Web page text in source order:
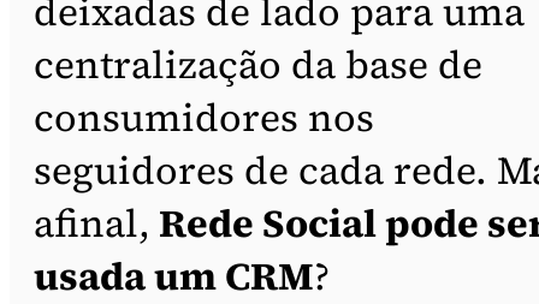
deixadas de lado para uma
centralização da base de
consumidores nos
seguidores de cada rede.
afinal, Rede Social pode
usada um CRM?